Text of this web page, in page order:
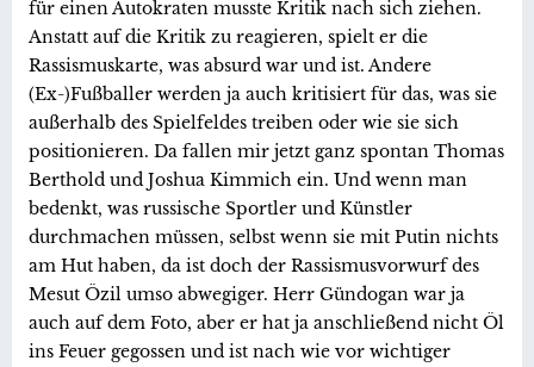
für einen Autokraten musste Kritik nach sich ziehen.
Anstatt auf die Kritik zu reagieren, spielt er die
Rassismuskarte, was absurd war und ist. Andere
(Ex-)Fußballer werden ja auch kritisiert für das, was sie
außerhalb des Spielfeldes treiben oder wie sie sich
positionieren. Da fallen mir jetzt ganz spontan Thomas
Berthold und Joshua Kimmich ein. Und wenn man
bedenkt, was russische Sportler und Künstler
durchmachen müssen, selbst wenn sie mit Putin nichts
am Hut haben, da ist doch der Rassismusvorwurf des
Mesut Özil umso abwegiger. Herr Gündogan war ja
auch auf dem Foto, aber er hat ja anschließend nicht Öl
ins Feuer gegossen und ist nach wie vor wichtiger